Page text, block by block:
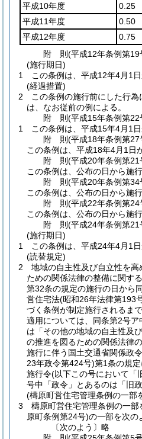
平成10年度
0.25
平成11年度
0.50
平成12年度
0.75
附 則(平成12年条例第19
(施行期日)
1
この条例は、平成12年4月1日
(経過措置)
2
この条例の施行前にした行
は、なお従前の例による。
附 則(平成15年条例第22
1
この条例は、平成15年4月1日
附 則(平成18年条例第27
この条例は、平成18年4月1日
附 則(平成20年条例第21
この条例は、公布の日から施行
附 則(平成20年条例第34
この条例は、公布の日から施行
附 則(平成22年条例第24
この条例は、公布の日から施行
附 則(平成24年条例第21
(施行期日)
1
この条例は、平成24年4月1日
(読替規定)
2
地域の自主性及び自立性を
ための関係法律の整備に関す
第32条の規定の施行の日から
営住宅法(昭和26年法律第193
づく条例が制定施行されるま
適用については、同条第2号
は「その他の地域の自主性及
の推進を図るための関係法律
施行に伴う国土交通省関係政
23年政令第424号)第1条の規
施行令(以下この号において「
号中「政令」とあるのは「旧政
(檮原町営住宅管理条例の一部
3
檮原町営住宅管理条例の一部
原町条例第24号)の一部を次の
〔次のよう〕略